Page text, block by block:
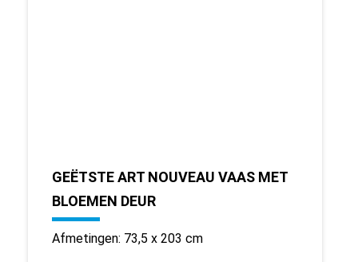
GEËTSTE ART NOUVEAU VAAS MET
BLOEMEN DEUR
Afmetingen: 73,5 x 203 cm